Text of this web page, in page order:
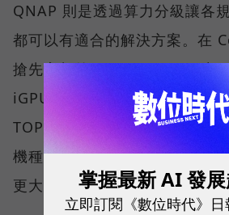
QNAP 則是透過算力分級讓各
都可以有適合的解決方案。在
搶先亮相的 QNAP AI NAS 中
iGPU 與專屬 NPU 的處理器平
TOPS 的範圍，可順暢使用 AI
機種則可安裝 1 張或 2 張
更大的運算量。掌握最新 AI 發展
立即訂閱《數位時代》